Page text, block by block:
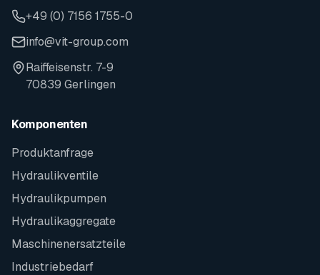
+49 (0) 7156 1755-0
info@vit-group.com
Raiffeisenstr. 7-9
70839 Gerlingen
Komponenten
Produktanfrage
Hydraulikventile
Hydraulikpumpen
Hydraulikaggregate
Maschinenersatzteile
Industriebedarf